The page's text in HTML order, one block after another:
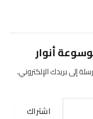
أنوار
إلى بريدك الإلكتروني.
اشتراك